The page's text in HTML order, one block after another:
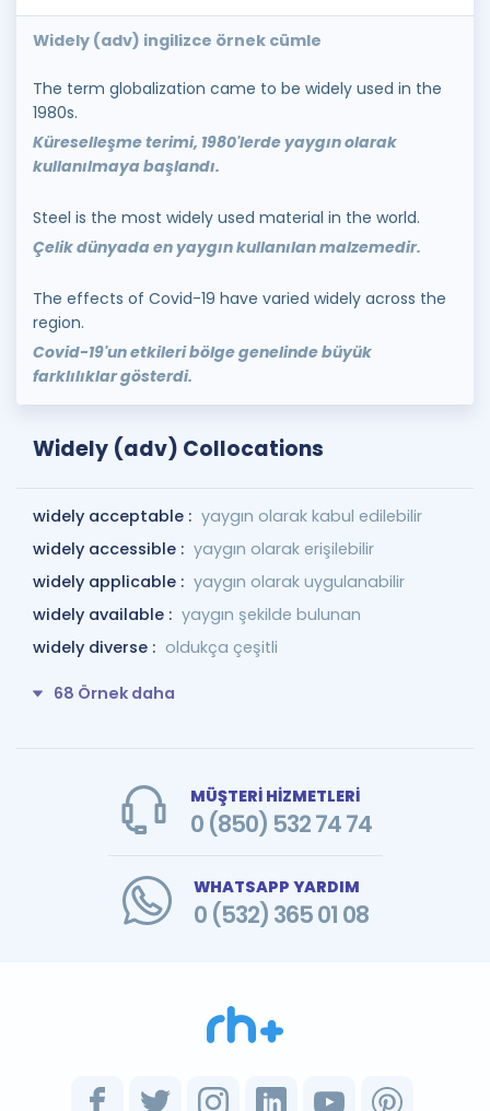
Widely (adv) ingilizce örnek cümle
The term globalization came to be widely used in the
1980s.
Küreselleşme terimi, 1980'lerde yaygın olarak
kullanılmaya başlandı.
Steel is the most widely used material in the world.
Çelik dünyada en yaygın kullanılan malzemedir.
The effects of Covid-19 have varied widely across the
region.
Covid-19'un etkileri bölge genelinde büyük
farklılıklar gösterdi.
Widely (adv) Collocations
widely acceptable : yaygın olarak kabul edilebilir
widely accessible : yaygın olarak erişilebilir
widely applicable : yaygın olarak uygulanabilir
widely available : yaygın şekilde bulunan
widely diverse : oldukça çeşitli
68 Örnek daha
MÜŞTERİ HİZMETLERİ
0 (850) 532 74 74
WHATSAPP YARDIM
0 (532) 365 01 08